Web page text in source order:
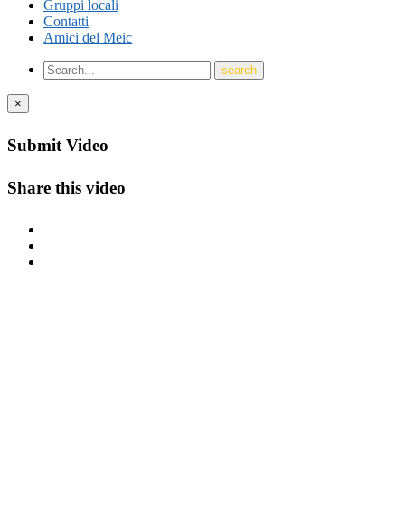
Gruppi locali
Contatti
Amici del Meic
×
Submit Video
Share this video